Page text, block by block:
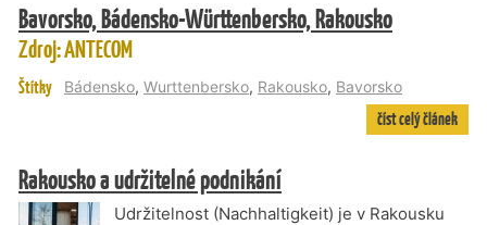
Bavorsko, Bádensko-Württenbersko, Rakousko
Zdroj: ANTECOM
Štítky Bádensko, Wurttenbersko, Rakousko, Bavorsko
číst celý článek
Rakousko a udržitelné podnikání
Udržitelnost (Nachhaltigkeit) je v Rakousku